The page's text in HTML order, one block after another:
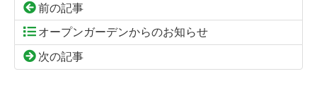
前の記事
オープンガーデンからのお知らせ
次の記事